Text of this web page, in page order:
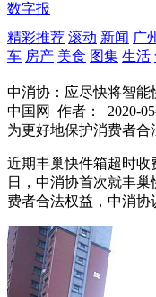
数字报
精彩推荐 滚动 新闻 广
车 房产 美食 图集 生活
中消协：应尽快将智
中国网
作者：
2020-
为更好地保护消费者合
近期丰巢快件箱超时收
日，中消协首次就丰
费者合法权益，中消协